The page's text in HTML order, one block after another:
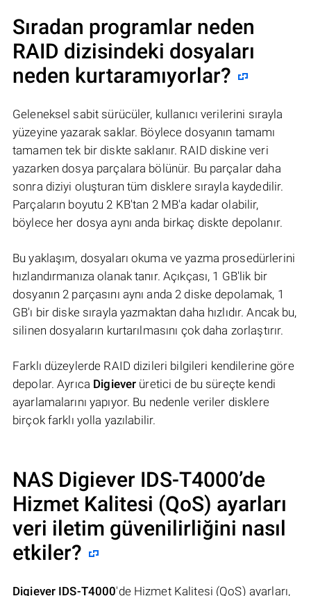
Sıradan programlar neden
RAID dizisindeki dosyaları
neden kurtaramıyorlar?
Geleneksel sabit sürücüler, kullanıcı verilerini sırayla
yüzeyine yazarak saklar. Böylece dosyanın tamamı
tamamen tek bir diskte saklanır. RAID diskine veri
yazarken dosya parçalara bölünür. Bu parçalar daha
sonra diziyi oluşturan tüm disklere sırayla kaydedilir.
Parçaların boyutu 2 KB'tan 2 MB'a kadar olabilir,
böylece her dosya aynı anda birkaç diskte depolanır.
Bu yaklaşım, dosyaları okuma ve yazma prosedürlerini
hızlandırmanıza olanak tanır. Açıkçası, 1 GB'lik bir
dosyanın 2 parçasını aynı anda 2 diske depolamak, 1
GB'ı bir diske sırayla yazmaktan daha hızlıdır. Ancak bu,
silinen dosyaların kurtarılmasını çok daha zorlaştırır.
Farklı düzeylerde RAID dizileri bilgileri kendilerine göre
depolar. Ayrıca Digiever üretici de bu süreçte kendi
ayarlamalarını yapıyor. Bu nedenle veriler disklere
birçok farklı yolla yazılabilir.
NAS Digiever IDS-T4000’de
Hizmet Kalitesi (QoS) ayarları
veri iletim güvenilirliğini nasıl
etkiler?
Digiever IDS-T4000'de Hizmet Kalitesi (QoS) ayarları,